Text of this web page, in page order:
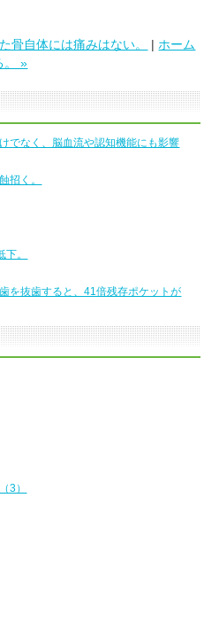
骨自体には痛みはない。 | ホーム
。 »
でなく、脳血流や認知機能にも影響
招く。
。
を抜歯すると、41倍残存ポケットが
3）